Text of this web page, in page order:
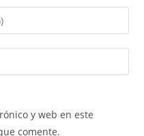
y web en este
comente.